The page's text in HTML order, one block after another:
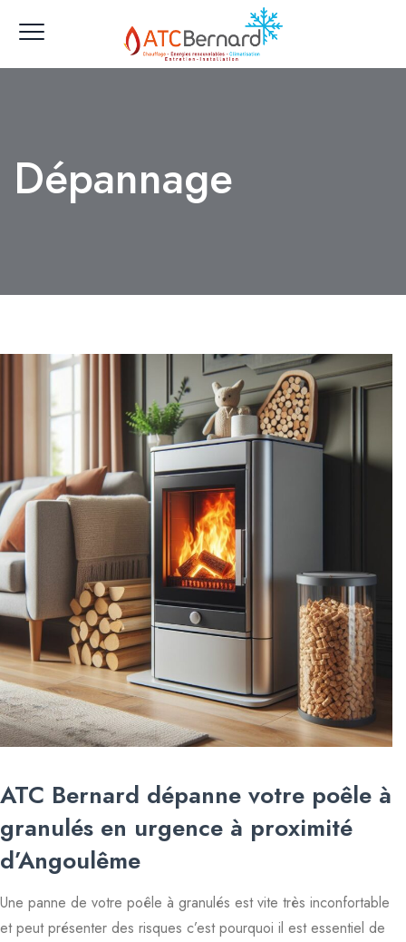
Dépannage
ATC Bernard dépanne votre poêle à
granulés en urgence à proximité
d’Angoulême
Une panne de votre poêle à granulés est vite très inconfortable
et peut présenter des risques c’est pourquoi il est essentiel de